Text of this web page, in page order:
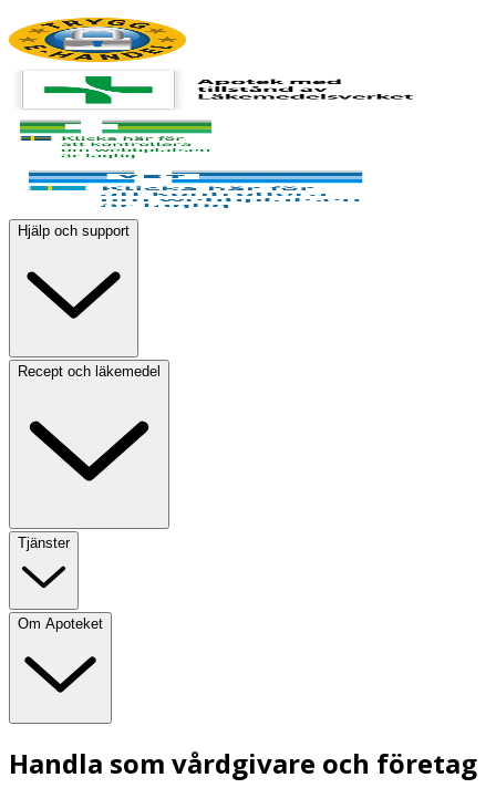
Hjälp och support
Recept och läkemedel
Tjänster
Om Apoteket
Handla som vårdgivare och företag